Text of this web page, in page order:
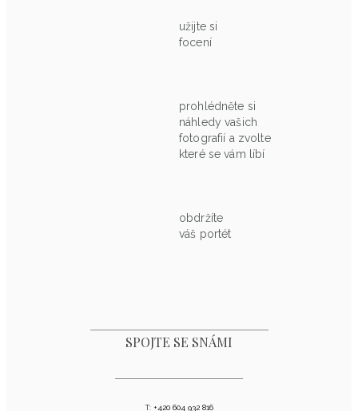
užijte si
focení
prohlédněte si
náhledy vašich
fotografií a zvolte
které se vám líbí
obdržíte
váš portét
SPOJTE SE SNÁMI
T: +420 604 932 816